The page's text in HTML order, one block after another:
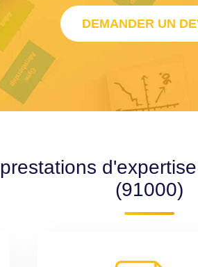
DEMANDER UN
(91000)